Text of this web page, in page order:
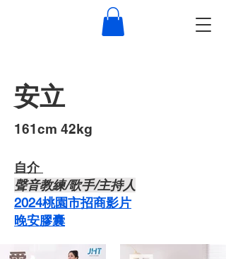
安立
​161cm 42kg
自介 ​
​聲音教練/歌手/主持人
2024桃園市招商影片
晚安膠囊